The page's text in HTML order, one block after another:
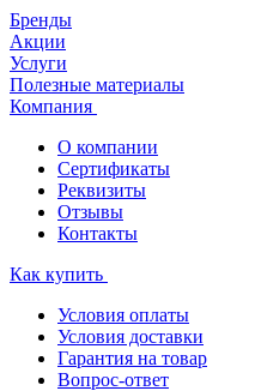
Бренды
Акции
Услуги
Полезные материалы
Компания
О компании
Сертификаты
Реквизиты
Отзывы
Контакты
Как купить
Условия оплаты
Условия доставки
Гарантия на товар
Вопрос-ответ